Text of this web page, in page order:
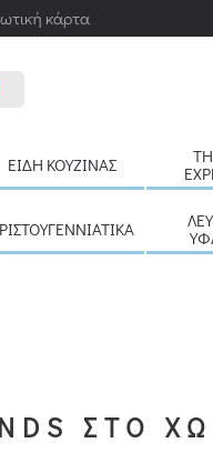
κάρτα
ΕΊΔΗ ΚΟΥΖΊΝΑΣ
ΣΤΟ